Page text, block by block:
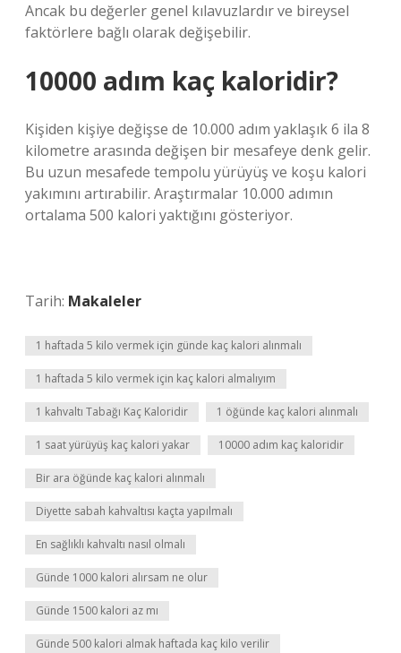
Ancak bu değerler genel kılavuzlardır ve bireysel
faktörlere bağlı olarak değişebilir.
10000 adım kaç kaloridir?
Kişiden kişiye değişse de 10.000 adım yaklaşık 6 ila 8
kilometre arasında değişen bir mesafeye denk gelir.
Bu uzun mesafede tempolu yürüyüş ve koşu kalori
yakımını artırabilir. Araştırmalar 10.000 adımın
ortalama 500 kalori yaktığını gösteriyor.
Tarih: Makaleler
1 haftada 5 kilo vermek için günde kaç kalori alınmalı
1 haftada 5 kilo vermek için kaç kalori almalıyım
1 kahvaltı Tabağı Kaç Kaloridir 1 öğünde kaç kalori alınmalı
1 saat yürüyüş kaç kalori yakar 10000 adım kaç kaloridir
Bir ara öğünde kaç kalori alınmalı
Diyette sabah kahvaltısı kaçta yapılmalı
En sağlıklı kahvaltı nasıl olmalı
Günde 1000 kalori alırsam ne olur
Günde 1500 kalori az mı
Günde 500 kalori almak haftada kaç kilo verilir